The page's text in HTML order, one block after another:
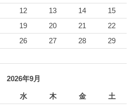
12 13 14
15
19 20 21
22
26 27 28
29
2026年9月
水 木 金
土